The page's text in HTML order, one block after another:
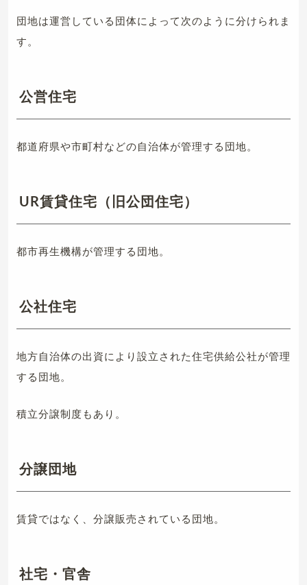
団地は運営している団体によって次のように分けられま
す。
公営住宅
都道府県や市町村などの自治体が管理する団地。
UR賃貸住宅（旧公団住宅）
都市再生機構が管理する団地。
公社住宅
地方自治体の出資により設立された住宅供給公社が管理
する団地。
積立分譲制度もあり。
分譲団地
賃貸ではなく、分譲販売されている団地。
社宅・官舎